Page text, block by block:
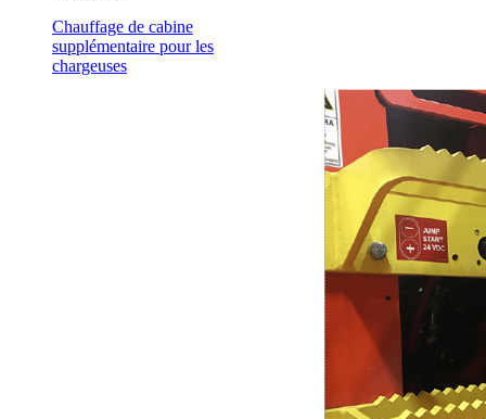
Chauffage de cabine
supplémentaire pour les
chargeuses